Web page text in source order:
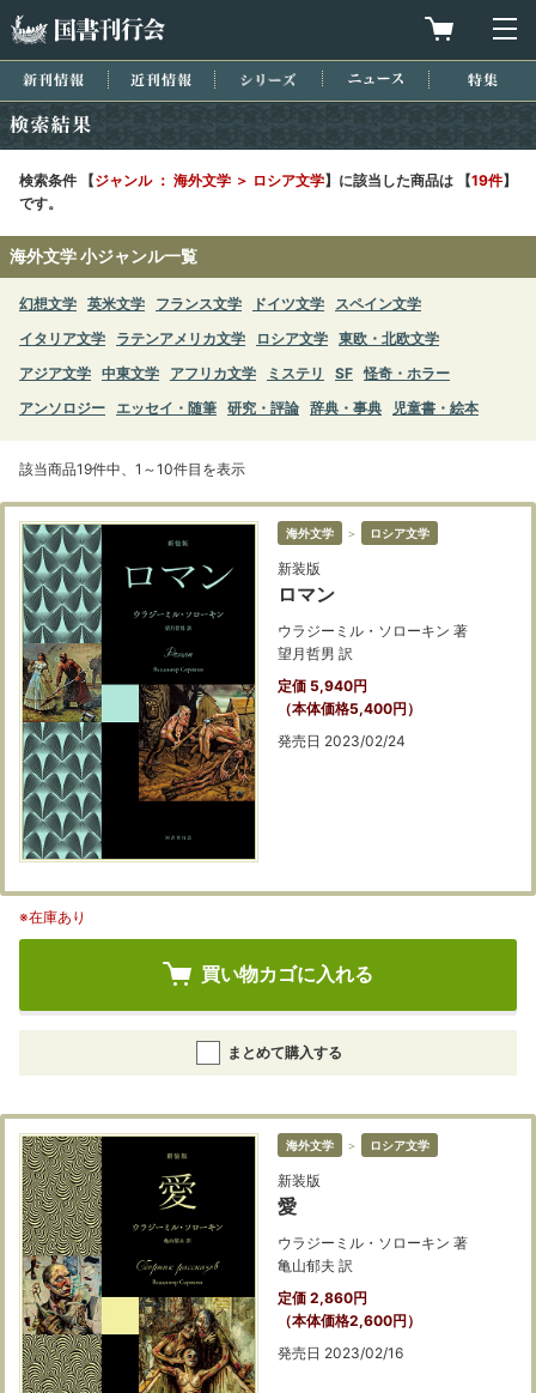
買物カゴを
新刊情報 近刊情報 シリーズ ニュース
検索条件 【ジャンル ： 海外文学 ＞ ロシア文学】に該当した商品は 【19件】
です。
海外文学 小ジャンル一覧
幻想文学 英米文学 フランス文学 ドイツ文学
スペイン文学
イタリア文学
ラテンアメリカ文学 ロシア文学 東欧・北欧文学
アジア文学 中東文学 アフリカ文学 ミステリ SF 怪奇・ホラー
アンソロジー
エッセイ・随筆 研究・評論 辞典・事典 児童書・絵本
該当商品19件中、1～10件目を表示
海外文学 ＞ ロシア文学
新装版
ロマン
ウラジーミル・ソローキン 著
望月哲男 訳
定価 5,940円
（本体価格5,400円）
発売日 2023/02/24
※在庫あり
買い物カゴに入れる
まとめて購入する
海外文学 ＞ ロシア文学
新装版
愛
ウラジーミル・ソローキン 著
亀山郁夫 訳
定価 2,860円
（本体価格2,600円）
発売日 2023/02/16